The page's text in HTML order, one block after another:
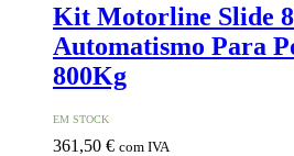
Kit Motorline Slide
Automatismo Para
800Kg
EM STOCK
361,50 € com IVA